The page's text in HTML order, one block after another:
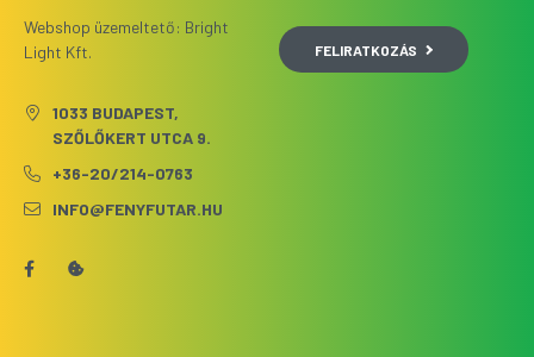
Webshop üzemeltető: Bright
Light Kft.
1033 BUDAPEST,
SZŐLŐKERT UTCA 9.
+36-20/214-0763
INFO@FENYFUTAR.HU
FELIRATKOZÁS